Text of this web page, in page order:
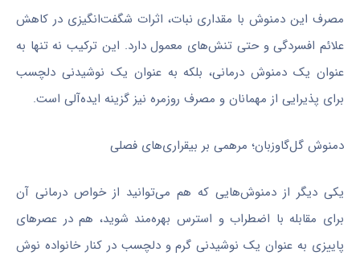
مصرف این دمنوش با مقداری نبات، اثرات شگفت‌انگیزی در کاهش
علائم افسردگی و حتی تنش‌های معمول دارد. این ترکیب نه تنها به
عنوان یک دمنوش درمانی، بلکه به عنوان یک نوشیدنی دلچسب
برای پذیرایی از مهمانان و مصرف روزمره نیز گزینه ایده‌آلی است.
دمنوش گل‌گاوزبان؛ مرهمی بر بیقراری‌های فصلی
یکی دیگر از دمنوش‌هایی که هم می‌توانید از خواص درمانی آن
برای مقابله با اضطراب و استرس بهره‌مند شوید، هم در عصرهای
پاییزی به عنوان یک نوشیدنی گرم و دلچسب در کنار خانواده نوش